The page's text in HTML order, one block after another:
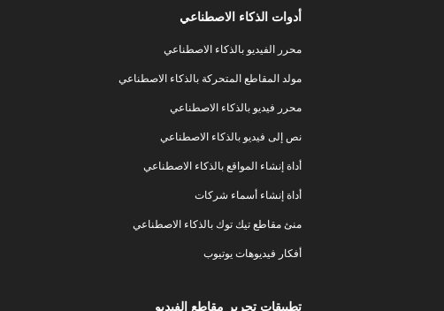
أدوات الذكاء الاصطناعي
محرر الفيديو بالذكاء الاصطناعي
مولد المقاطع المتحركة بالذكاء الاصطناعي
محرر فيديو بالذكاء الاصطناعي
نص إلى فيديو بالذكاء الاصطناعي
أداة إنشاء المواقع بالذكاء الاصطناعي
أداة إنشاء أسماء شركات
منئ مقاطع تيك توك بالذكاء الاصطناعي
أفكار فيديوهات يوتيوب
تطبيقات تحرير مقاطع الفيديو